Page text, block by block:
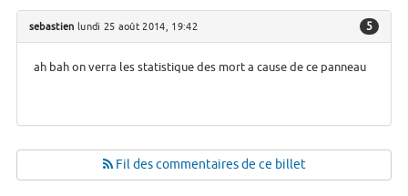
sebastien lundi 25 août 2014, 19:42 5
ah bah on verra les statistique des mort a cause de ce panneau
Fil des commentaires de ce billet